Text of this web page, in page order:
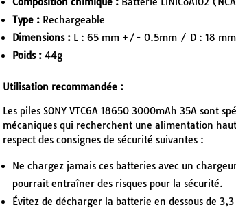
Type :Rechargeable
Dimensions :L : 65 mm +/- 0.5mm / D : 18
Poids :44g
Utilisation recommandée :
Les piles SONY VTC6A 18650 3000mAh 35A sont
mécaniques qui recherchent une alimentation
respect des consignes de sécurité suivantes :
Ne chargez jamais ces batteries avec un
pourrait entraîner des risques pour la sécurité.
Évitez de décharger la batterie en dessous de